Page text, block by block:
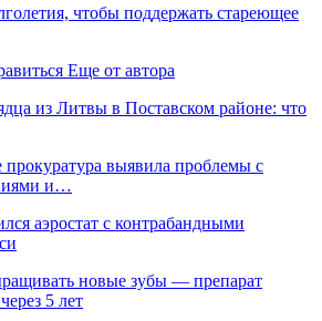
чтобы поддержать стареющее
Еще от автора
из Литвы в Поставском районе: что
выявила проблемы с
и…
аэростат с контрабандными
новые зубы — препарат
5 лет